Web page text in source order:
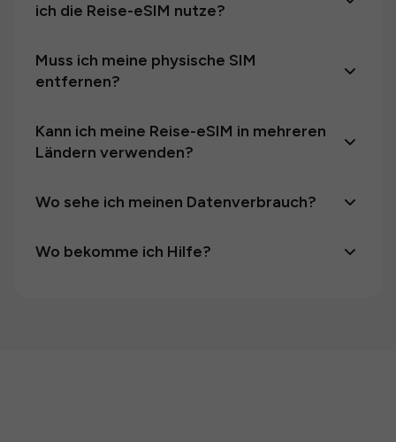
ich die Reise-eSIM nutze?
Muss ich meine physische SIM
entfernen?
Kann ich meine Reise-eSIM in mehreren
Ländern verwenden?
Wo sehe ich meinen Datenverbrauch?
Wo bekomme ich Hilfe?